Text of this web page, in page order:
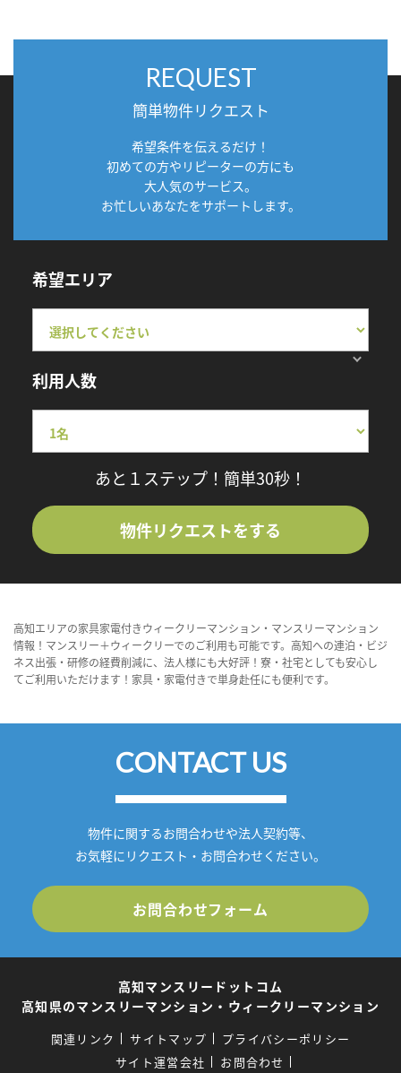
REQUEST
簡単物件リクエスト
希望条件を伝えるだけ！
初めての方やリピーターの方にも
大人気のサービス。
お忙しいあなたをサポートします。
希望エリア
利用人数
あと１ステップ！簡単30秒！
物件リクエストをする
高知エリアの家具家電付きウィークリーマンション・マンスリーマンション
情報！マンスリー＋ウィークリーでのご利用も可能です。高知への連泊・ビジ
ネス出張・研修の経費削減に、法人様にも大好評！寮・社宅としても安心し
てご利用いただけます！家具・家電付きで単身赴任にも便利です。
CONTACT US
物件に関するお問合わせや法人契約等、
お気軽にリクエスト・お問合わせください。
お問合わせフォーム
高知マンスリードットコム
高知県のマンスリーマンション・ウィークリーマンション
関連リンク サイトマップ
プライバシーポリシー
サイト運営会社
お問合わせ